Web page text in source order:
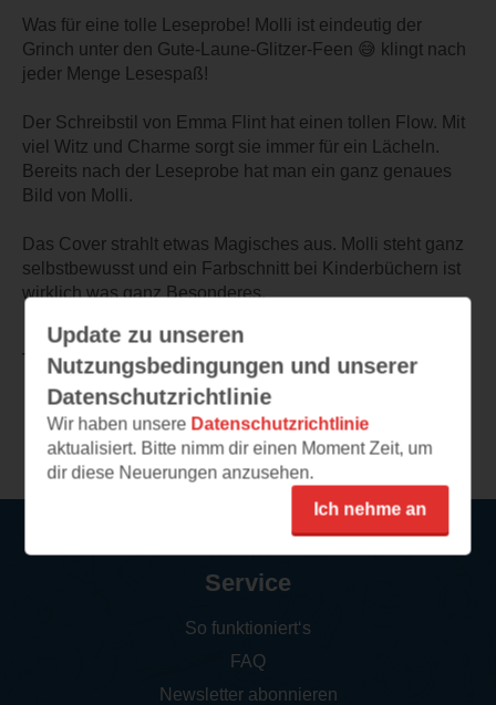
Was für eine tolle Leseprobe! Molli ist eindeutig der
Grinch unter den Gute-Laune-Glitzer-Feen 😅 klingt nach
jeder Menge Lesespaß!
Der Schreibstil von Emma Flint hat einen tollen Flow. Mit
viel Witz und Charme sorgt sie immer für ein Lächeln.
Bereits nach der Leseprobe hat man ein ganz genaues
Bild von Molli.
Das Cover strahlt etwas Magisches aus. Molli steht ganz
selbstbewusst und ein Farbschnitt bei Kinderbüchern ist
wirklich was ganz Besonderes.
TEILEN
Weitere Leseeindrücke
Update zu unseren
Nutzungsbedingungen und unserer
Datenschutzrichtlinie
Wir haben unsere Datenschutzrichtlinie
aktualisiert. Bitte nimm dir einen Moment Zeit, um
dir diese Neuerungen anzusehen.
Ich nehme an
Service
So funktioniert‘s
FAQ
Newsletter abonnieren